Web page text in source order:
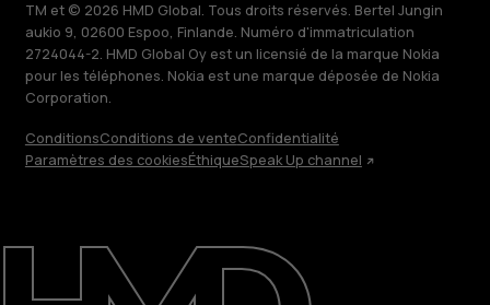
Réparer, réutiliser, recycler
Responsable
TM et © 2026 HMD Global. Tous droits réservés. Bertel Jungin
aukio 9, 02600 Espoo, Finlande. Numéro d'immatriculation
2724044-2. HMD Global Oy est un licensié de la marque Nokia
pour les téléphones. Nokia est une marque déposée de Nokia
Corporation.
ConditionsConditions de venteConfidentialité
Paramètres des cookiesÉthiqueSpeak Up channel